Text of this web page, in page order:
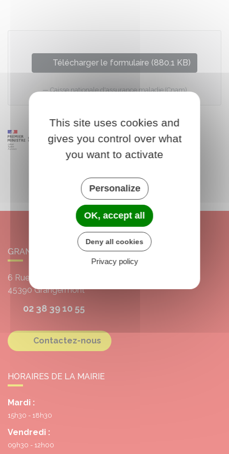
Télécharger le formulaire (880.1 KB)
Caisse nationale d'assurance maladie (Cnam)
GRANGERMONT
6 Rue de l'École
45390Grangermont
02 38 39 10 55
Contactez-nous
HORAIRES DE LA MAIRIE
Mardi :
15h30 - 18h30
Vendredi :
09h30 - 12h00
This site uses cookies and
gives you control over what
you want to activate
Personalize
OK, accept all
Deny all cookies
Privacy policy